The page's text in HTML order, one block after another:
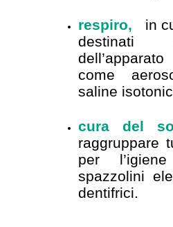
respiro,
in
destinati
come
saline
cura del
raggruppare
per
spazzolini
dentifrici.